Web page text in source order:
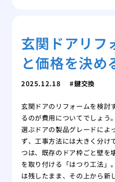
玄関ドアリフ
と価格を決め
2025.12.18 鍵交換
玄関ドアのリフォームを検討
るのが費用についてでしょう
選ぶドアの製品グレードによ
ず、工事方法には大きく分け
つは、既存のドア枠ごと壁を
を取り付ける「はつり工法」
は残したまま、その上から新